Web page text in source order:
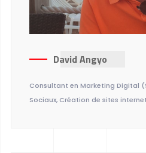
David Angyo
Consultant en Marketing Digital
Sociaux, Création de sites